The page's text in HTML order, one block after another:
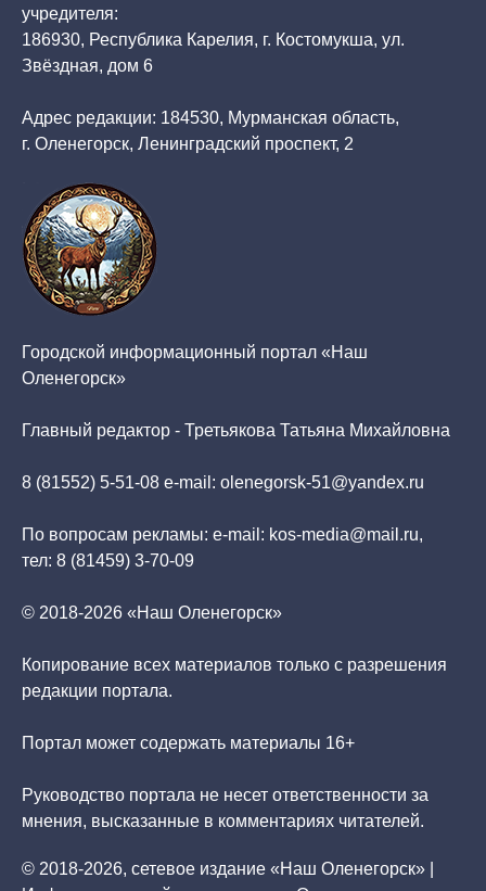
учредителя:
186930, Республика Карелия, г. Костомукша, ул.
Звёздная, дом 6
Адрес редакции: 184530, Мурманская область,
г. Оленегорск, Ленинградский проспект, 2
Городской информационный портал «Наш
Оленегорск»
Главный редактор - Третьякова Татьяна Михайловна
8 (81552) 5-51-08 e-mail: olenegorsk-51@yandex.ru
По вопросам рекламы: e-mail: kos-media@mail.ru,
тел: 8 (81459) 3-70-09
© 2018-2026 «Наш Оленегорск»
Копирование всех материалов только с разрешения
редакции портала.
Портал может содержать материалы 16+
Руководство портала не несет ответственности за
мнения, высказанные в комментариях читателей.
© 2018-2026, сетевое издание «Наш Оленегорск» |